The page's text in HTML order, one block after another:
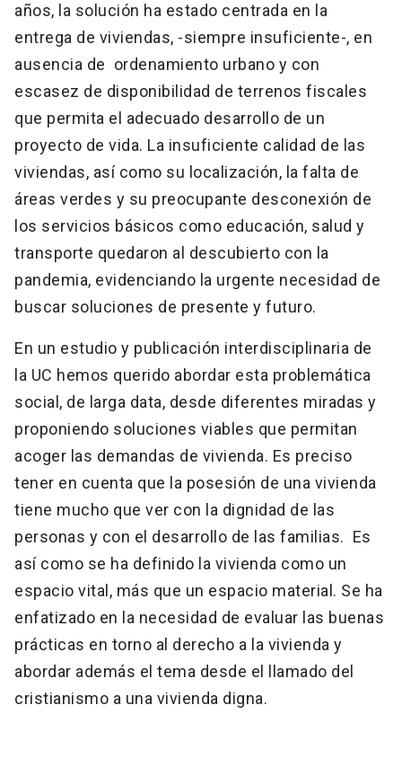
años, la solución ha estado centrada en la
entrega de viviendas, -siempre insuficiente-, en
ausencia de ordenamiento urbano y con
escasez de disponibilidad de terrenos fiscales
que permita el adecuado desarrollo de un
proyecto de vida. La insuficiente calidad de las
viviendas, así como su localización, la falta de
áreas verdes y su preocupante desconexión de
los servicios básicos como educación, salud y
transporte quedaron al descubierto con la
pandemia, evidenciando la urgente necesidad de
buscar soluciones de presente y futuro.
En un estudio y publicación interdisciplinaria de
la UC hemos querido abordar esta problemática
social, de larga data, desde diferentes miradas y
proponiendo soluciones viables que permitan
acoger las demandas de vivienda. Es preciso
tener en cuenta que la posesión de una vivienda
tiene mucho que ver con la dignidad de las
personas y con el desarrollo de las familias. Es
así como se ha definido la vivienda como un
espacio vital, más que un espacio material. Se ha
enfatizado en la necesidad de evaluar las buenas
prácticas en torno al derecho a la vivienda y
abordar además el tema desde el llamado del
cristianismo a una vivienda digna.